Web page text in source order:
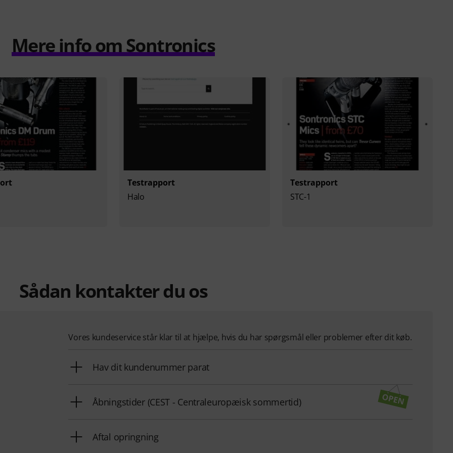
Mere info om Sontronics
Testrapport
Halo
Testrapport
STC-1
Sådan kontakter du os
Vores kundeservice står klar til at hjælpe, hvis du har spørgsmål eller problemer efter dit køb.
Hav dit kundenummer parat
Åbningstider (CEST - Centraleuropæisk sommertid)
Aftal opringning